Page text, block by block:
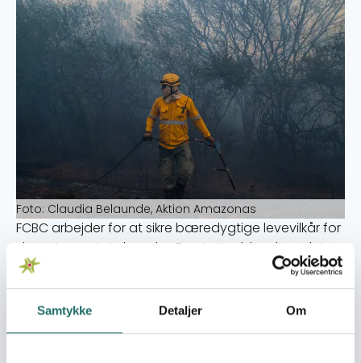
Samtykke Detaljer Om
Foto: Claudia Belaunde, Aktion Amazonas
FCBC arbejder for at sikre bæredygtige levevilkår for
departementets bønder. De støtter blandt andet
bæredygtig frøproduktion til afgrøder og
skovgenopretning efter skovbrande. FCBC
organiserer også bønderne for at sikre, at området